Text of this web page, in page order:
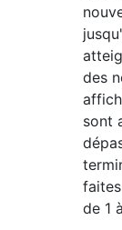
des
sont
de 1